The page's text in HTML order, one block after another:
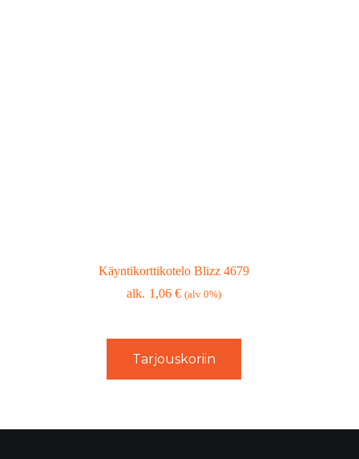
Käyntikorttikotelo Blizz 4679
1,06€ (alv 0%)
Tarjouskoriin